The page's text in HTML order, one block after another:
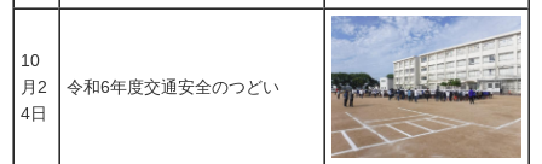
10
月2
4日
令和6年度交通安全のつどい